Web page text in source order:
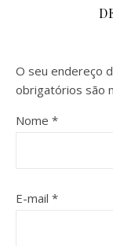
O seu endereço
obrigatórios são
Nome *
E-mail *